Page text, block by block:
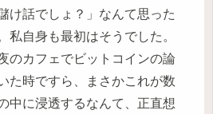
け話でしょ？」なんて思った
私自身も最初はそうでした。
のカフェでビットコインの論
た時ですら、まさかこれが数
中に浸透するなんて、正直想